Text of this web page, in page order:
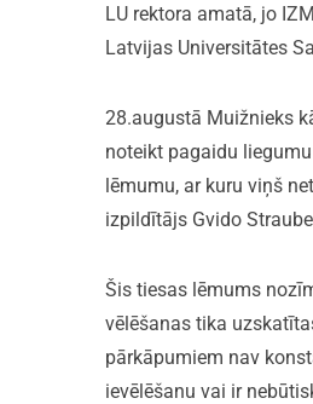
LU rektora amatā, jo
Latvijas Universitātes
28.augustā Muižnieks
noteikt pagaidu
lēmumu, ar kuru viņš
izpildītājs Gvido
Šis tiesas lēmums
vēlēšanas tika
pārkāpumiem nav
ievēlēšanu vai ir